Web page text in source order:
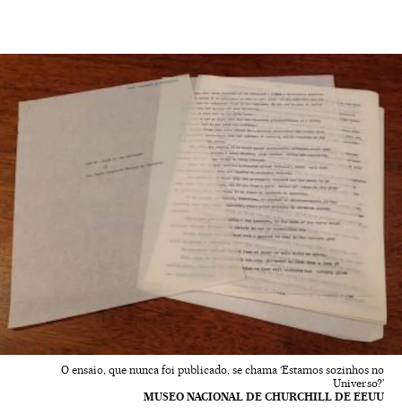
O ensaio, que nunca foi publicado, se chama ‘Estamos sozinhos no
Universo?’
MUSEO NACIONAL DE CHURCHILL DE EEUU